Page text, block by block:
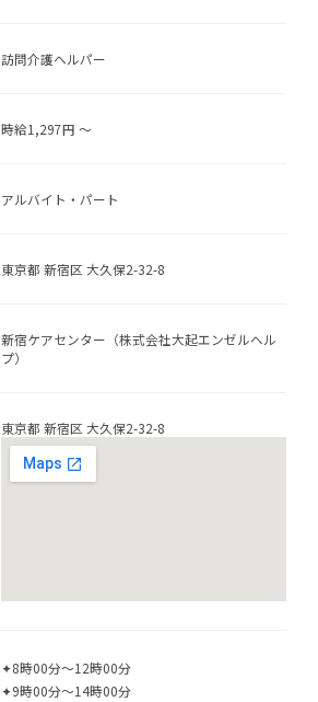
訪問介護ヘルパー
時給1,297円 ～
アルバイト・パート
東京都 新宿区 大久保2-32-8
新宿ケアセンター（株式会社大起エンゼルヘル
プ）
東京都 新宿区 大久保2-32-8
✦8時00分～12時00分
✦9時00分～14時00分